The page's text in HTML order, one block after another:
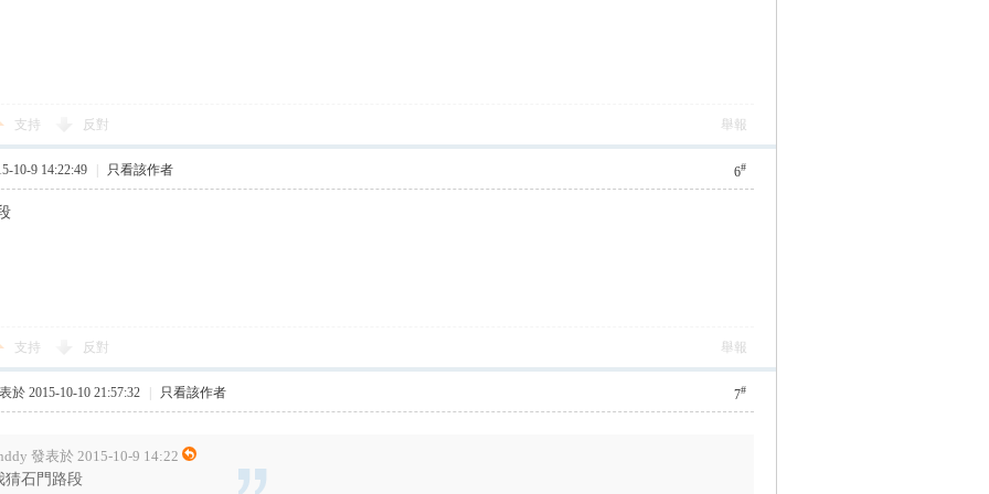
支持 反對 舉報
6#
10-9 14:22:49 只看該作者
支持 反對 舉報
7#
於 2015-10-10 21:57:32 只看該作者
發表於 2015-10-9 14:22
猜石門路段